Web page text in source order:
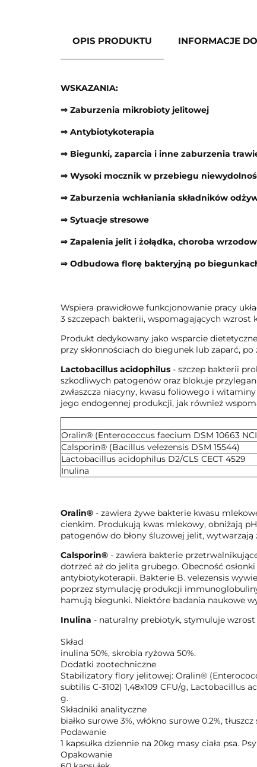
OPIS PRODUKTU INFORMACJE
WSKAZANIA:
⇒ Zaburzenia mikrobioty jelitowej
⇒ Antybiotykoterapia
⇒ Biegunki, zaparcia i inne zaburzenia
⇒ Wysoki mocznik w przebiegu
⇒ Zaburzenia wchłaniania składników
⇒ Sytuacje stresowe
⇒ Zapalenia jelit i żołądka, choroba
⇒ Odbudowa florę bakteryjną po
Wspiera prawidłowe funkcjonowanie pracy
3 szczepach bakterii, wspomagających
Produkt dedykowany jako wsparcie
przy skłonnościach do biegunek lub zaparć,
Lactobacillus acidophilus - szczep bakterii
szkodliwych patogenów oraz blokuje
zwłaszcza niacyny, kwasu foliowego i
jego endogennej produkcji, jak również
Oralin® (Enterococcus faecium DSM 10663
Calsporin® (Bacillus velezensis DSM 15544)
Lactobacillus acidophilus D2/CLS CECT 4529
Inulina
Oralin® - zawiera żywe bakterie kwasu
cienkim. Produkują kwas mlekowy, obniżają
patogenów do błony śluzowej jelit,
Calsporin® - zawiera bakterie
dotrzeć aż do jelita grubego. Obecność
antybiotykoterapii. Bakterie B. velezensis
poprzez stymulację produkcji
hamują biegunki. Niektóre badania naukowe
Inulina - naturalny prebiotyk, stymuluje
Skład
inulina 50%, skrobia ryżowa 50%.
Dodatki zootechniczne
Stabilizatory flory jelitowej: Oralin®
subtilis C-3102) 1,48x109 CFU/g, Lactobacillus
g.
Składniki analityczne
białko surowe 3%, włókno surowe 0.2%,
Podawanie
1 kapsułka dziennie na 20kg masy ciała psa.
Opakowanie